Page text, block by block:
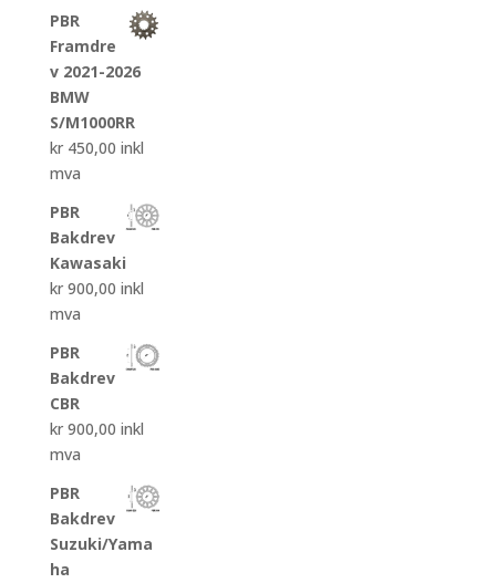
PBR
Framdre
v 2021-2026
BMW
S/M1000RR
kr450,00 inkl
mva
PBR
Bakdrev
Kawasaki
kr900,00 inkl
mva
PBR
Bakdrev
CBR
kr900,00 inkl
mva
PBR
Bakdrev
Suzuki/Yama
ha